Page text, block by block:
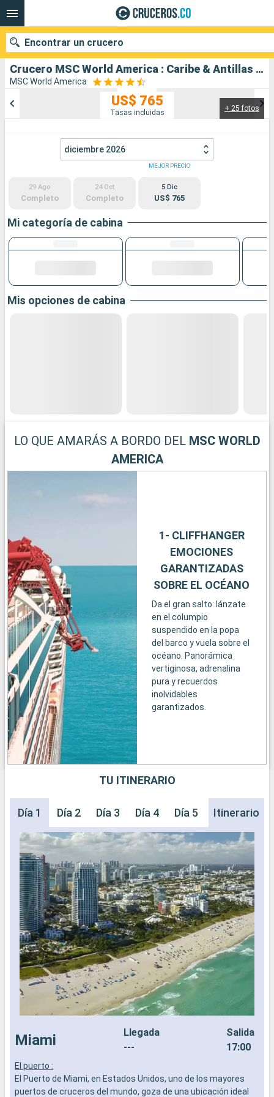
Crucero MSC World America : Caribe & Antillas salida desde Miami
MSC World America
+ 25 fotos
US$ 765
Tasas incluidas
diciembre 2026
29 Ago
Completo
24 Oct
Completo
MEJOR PRECIO
5 Dic
US$ 765
Mi categoría de cabina
Mis opciones de cabina
LO QUE AMARÁS A BORDO DEL MSC WORLD
AMERICA
1- CLIFFHANGER
EMOCIONES
GARANTIZADAS
SOBRE EL OCÉANO
Da el gran salto: lánzate
en el columpio
suspendido en la popa
del barco y vuela sobre el
océano. Panorámica
vertiginosa, adrenalina
pura y recuerdos
inolvidables
garantizados.
TU ITINERARIO
Día 1 Día 2 Día 3 Día 4 Día 5 Día 6 Día
Itinerario
Miami
Llegada
---
Salida
17:00
El puerto :
El Puerto de Miami, en Estados Unidos, uno de los mayores
puertos de cruceros del mundo, goza de una ubicación ideal
Encontrar un crucero
Fecha de salida
Compañías
Buscar